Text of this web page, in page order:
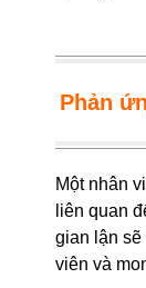
Phản
Một nhân
liên quan
gian lận sẽ
viên và